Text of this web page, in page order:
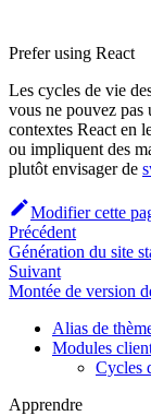
Prefer using React
Les cycles de vie
vous ne pouvez pas
contextes React en
ou impliquent des
plutôt envisager de
Modifier cette
Précédent
Génération du site
Suivant
Montée de version
Alias de
Modules
Cycles
Apprendre